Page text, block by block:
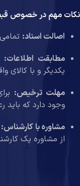
نکات مهم در خصوص
اصالت اسناد:
مطابقت اطلاعات:
یکدیگر و با کالای
مهلت ترخیص:
وجود دارد که باید
مشاوره با کارشناس:
از مشاوره یک